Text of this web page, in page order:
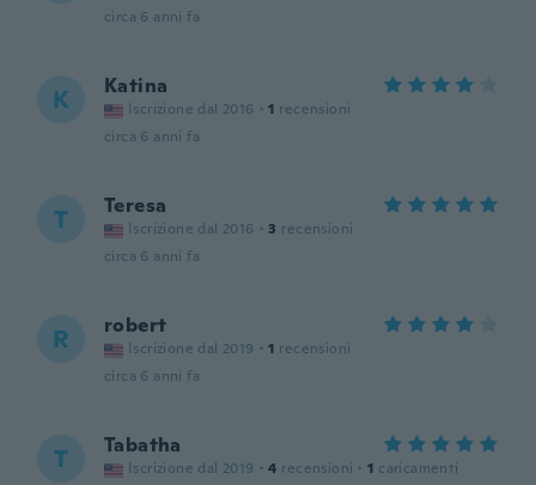
circa 6 anni fa
K Katina
Iscrizione dal 2016 · 1 recensioni
circa 6 anni fa
T Teresa
Iscrizione dal 2016 · 3 recensioni
circa 6 anni fa
R robert
Iscrizione dal 2019 · 1 recensioni
circa 6 anni fa
T Tabatha
Iscrizione dal 2019 · 4 recensioni · 1 caricamenti